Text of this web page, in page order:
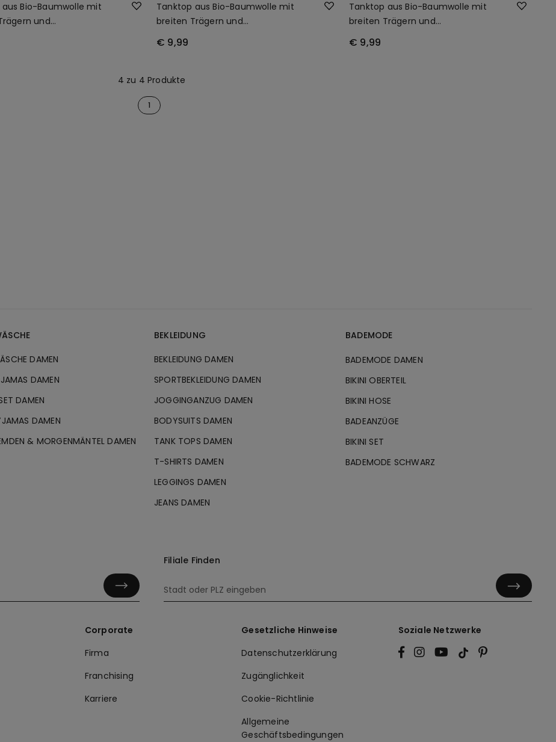
Bio-Baumwolle mit
und
Tanktop aus Bio-Baumwolle mit
breiten Trägern und
€ 9,99
Tanktop aus Bio-Baumwolle mit
breiten Trägern und
€ 9,99
4 zu 4 Produkte
1
DAMEN
DAMEN
DAMEN
DAMEN
& MORGENMÄNTEL DAMEN
BEKLEIDUNG
BEKLEIDUNG DAMEN
SPORTBEKLEIDUNG DAMEN
JOGGINGANZUG DAMEN
BODYSUITS DAMEN
TANK TOPS DAMEN
T-SHIRTS DAMEN
LEGGINGS DAMEN
JEANS DAMEN
BADEMODE
BADEMODE DAMEN
BIKINI OBERTEIL
BIKINI HOSE
BADEANZÜGE
BIKINI SET
BADEMODE SCHWARZ
Filiale Finden
Corporate
Firma
Franchising
Karriere
Gesetzliche Hinweise
Datenschutzerklärung
Zugänglichkeit
Cookie-Richtlinie
Allgemeine
Geschäftsbedingungen
Soziale Netzwerke